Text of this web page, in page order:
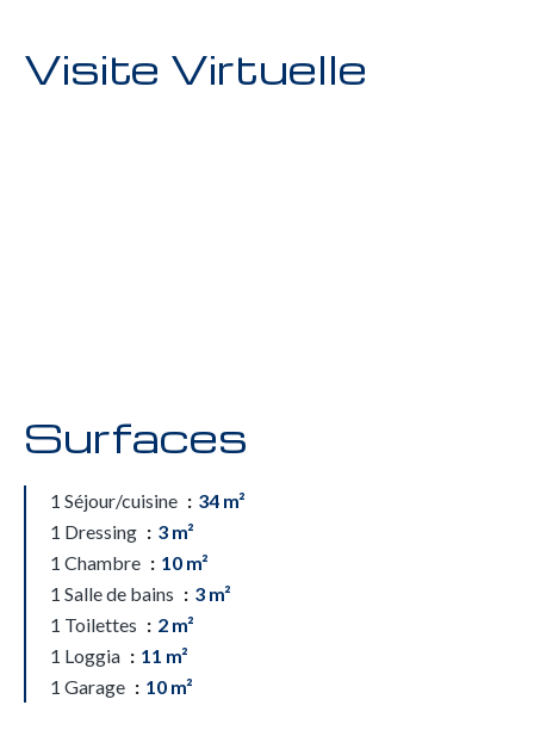
Visite Virtuelle
Surfaces
1 Séjour/cuisine
34 m²
1 Dressing
3 m²
1 Chambre
10 m²
1 Salle de bains
3 m²
1 Toilettes
2 m²
1 Loggia
11 m²
1 Garage
10 m²